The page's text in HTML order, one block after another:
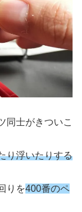
同士がきついこ
り浮いたりする
りを400番のペ